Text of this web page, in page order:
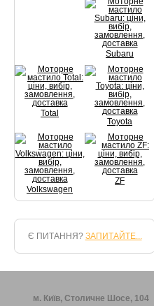
Subaru
Total
Toyota
Volkswagen
ZF
Є ПИТАННЯ? ЗАПИТАЙТЕ...
м. Київ, Столичне Шосе, 104